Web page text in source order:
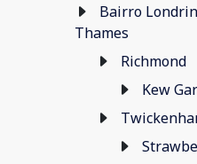
Bairro
Thames
Richmond
Kew